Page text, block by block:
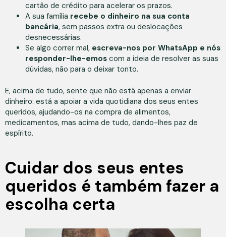
cartão de crédito para acelerar os prazos.
A sua família recebe o dinheiro na sua conta
bancária, sem passos extra ou deslocações
desnecessárias.
Se algo correr mal, escreva-nos por WhatsApp e nós
responder-lhe-emos com a ideia de resolver as suas
dúvidas, não para o deixar tonto.
E, acima de tudo, sente que não está apenas a enviar
dinheiro: está a apoiar a vida quotidiana dos seus entes
queridos, ajudando-os na compra de alimentos,
medicamentos, mas acima de tudo, dando-lhes paz de
espírito.
Cuidar dos seus entes
queridos é também fazer a
escolha certa